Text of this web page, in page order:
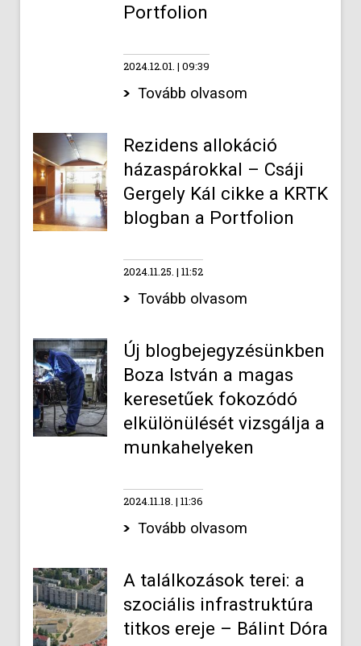
Portfolion
2024.12.01. 09:39
Tovább olvasom
Rezidens allokáció
házaspárokkal – Csáji
Gergely Kál cikke a KRTK
blogban a Portfolion
2024.11.25. 11:52
Tovább olvasom
Új blogbejegyzésünkben
Boza István a magas
keresetűek fokozódó
elkülönülését vizsgálja a
munkahelyeken
2024.11.18. 11:36
Tovább olvasom
A találkozások terei: a
szociális infrastruktúra
titkos ereje – Bálint Dóra